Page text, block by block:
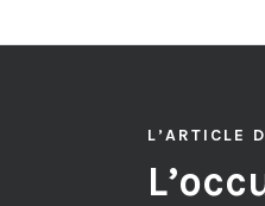
L’ARTICLE